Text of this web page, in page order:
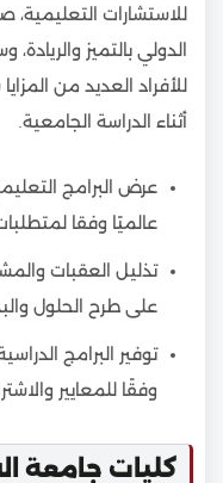
للاستشارات التعليمية،
الدولي بالتميز
للأفراد العديد من
أثناء الدراسة الجامعية.
عرض البرامج
عالميًا وفقا
تذليل العقبات
على طرح الحلول
توفير البرامج
وفقًا للمعايير
كليات جامعة